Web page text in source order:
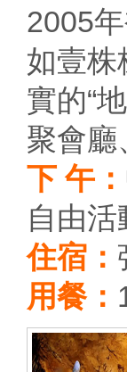
2005
如壹株
實的“
聚會廳
下 午：
自由活
住宿：
用餐：